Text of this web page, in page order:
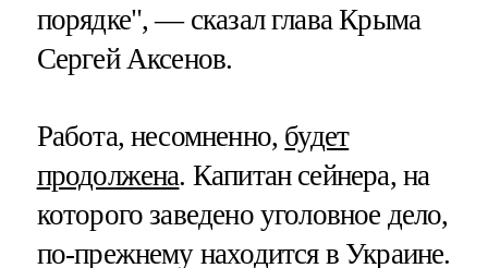
порядке", — сказал глава Крыма
Сергей Аксенов.
Работа, несомненно, будет
продолжена. Капитан сейнера, на
которого заведено уголовное дело,
по-прежнему находится в Украине.